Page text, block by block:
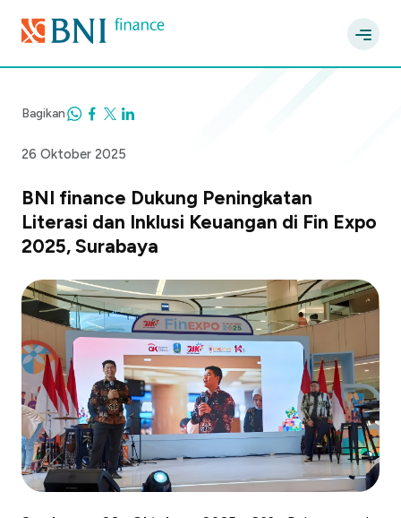
26 Oktober 2025
Bagikan
BNI finance Dukung Peningkatan
Literasi dan Inklusi Keuangan di Fin Expo
2025, Surabaya